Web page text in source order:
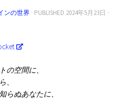
ンの世界 · PUBLISHED 2024年5月23日 ·
の空間に、
、
らぬあなたに、